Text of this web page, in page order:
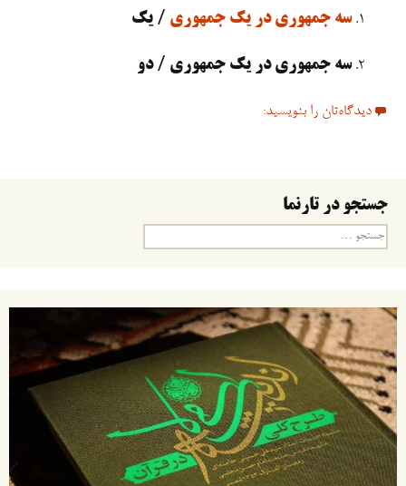
سه جمهوری در یک جمهوری / یک
سه جمهوری در یک جمهوری / دو
دیدگاه‌تان را بنویسید:
جستجو در تارنما
جستجو